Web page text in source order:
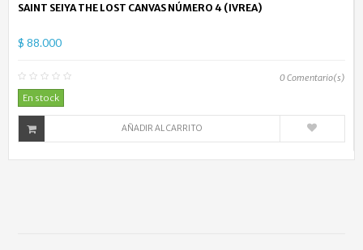
SAINT SEIYA THE LOST CANVAS NÚMERO 4 (IVREA)
$ 88.000
0Comentario(s)
En stock
AÑADIR AL CARRITO